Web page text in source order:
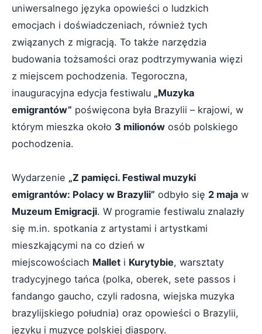
uniwersalnego języka opowieści o ludzkich
emocjach i doświadczeniach, również tych
związanych z migracją. To także narzędzia
budowania tożsamości oraz podtrzymywania więzi
z miejscem pochodzenia. Tegoroczna,
inauguracyjna edycja festiwalu „Muzyka
emigrantów” poświęcona była Brazylii – krajowi, w
którym mieszka około 3 milionów osób polskiego
pochodzenia.
Wydarzenie „Z pamięci. Festiwal muzyki
emigrantów: Polacy w Brazylii” odbyło się 2 maja w
Muzeum Emigracji. W programie festiwalu znalazły
się m.in. spotkania z artystami i artystkami
mieszkającymi na co dzień w
miejscowościach Mallet i Kurytybie, warsztaty
tradycyjnego tańca (polka, oberek, sete passos i
fandango gaucho, czyli radosna, wiejska muzyka
brazylijskiego południa) oraz opowieści o Brazylii,
języku i muzyce polskiej diaspory.